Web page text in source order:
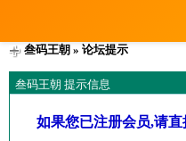
叁码王朝 » 论坛提示
叁码王朝 提示信息
如果您已注册会员,请